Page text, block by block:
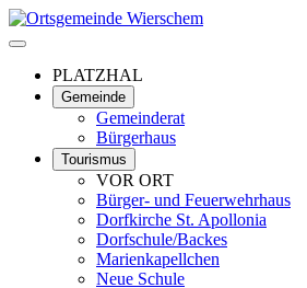
PLATZHAL
Gemeinde
Gemeinderat
Bürgerhaus
Tourismus
VOR ORT
Bürger- und Feuerwehrhaus
Dorfkirche St. Apollonia
Dorfschule/Backes
Marienkapellchen
Neue Schule